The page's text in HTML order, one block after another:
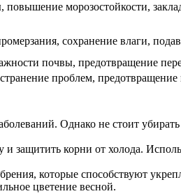
повышение морозостойкости,
сохранение влаги,
почвы, предотвращение
проблем, предотвращение
Однако не стоит
защитить корни от холода.
которые способствуют
цветение весной.